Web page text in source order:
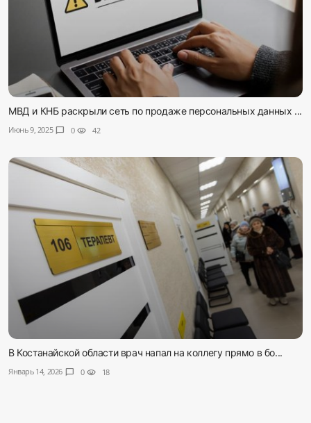
МВД и КНБ раскрыли сеть по продаже персональных данных ...
Июнь 9, 2025 chat_bubble 0 visibility 42
В Костанайской области врач напал на коллегу прямо в бо...
Январь 14, 2026 chat_bubble 0 visibility 18